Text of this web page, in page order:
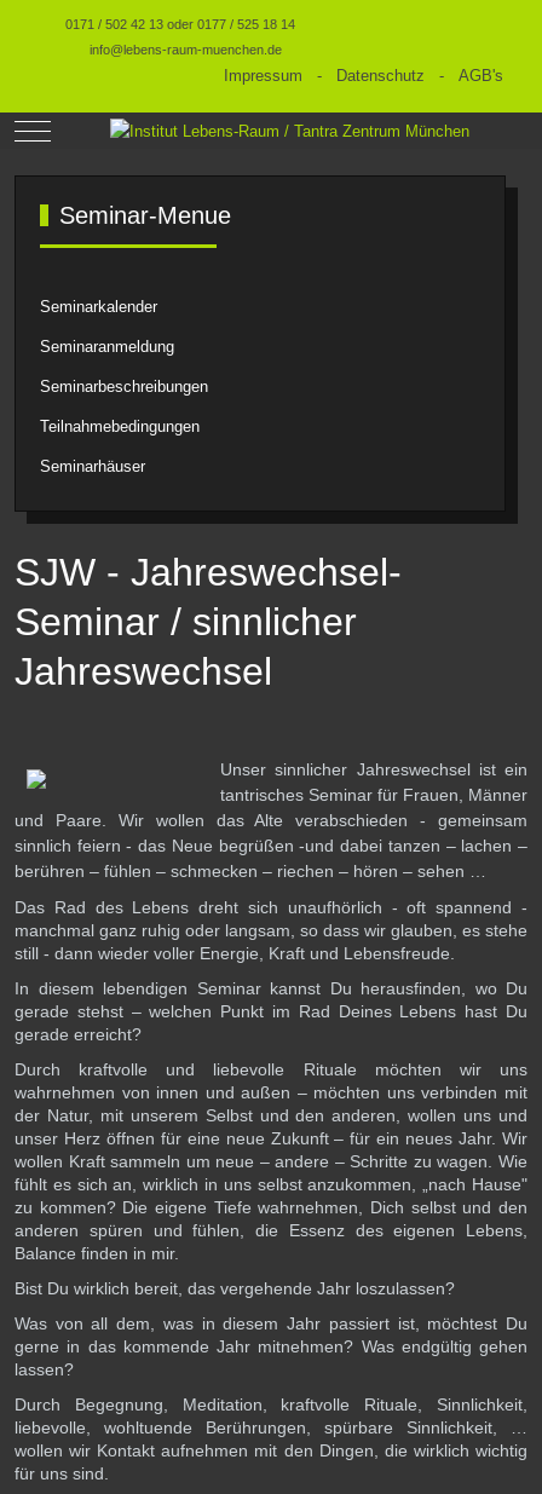
0171 / 502 42 13 oder 0177 / 525 18 14
info@lebens-raum-muenchen.de
Impressum - Datenschutz - AGB's
Mobile Menu Toggle
Seminar-Menue
Seminarkalender
Seminaranmeldung
Seminarbeschreibungen
Teilnahmebedingungen
Seminarhäuser
SJW - Jahreswechsel-
Seminar / sinnlicher
Jahreswechsel
Unser sinnlicher Jahreswechsel ist ein
tantrisches Seminar für Frauen, Männer
und Paare. Wir wollen das Alte verabschieden - gemeinsam
sinnlich feiern - das Neue begrüßen -und dabei tanzen – lachen –
berühren – fühlen – schmecken – riechen – hören – sehen …
Das Rad des Lebens dreht sich unaufhörlich - oft spannend -
manchmal ganz ruhig oder langsam, so dass wir glauben, es stehe
still - dann wieder voller Energie, Kraft und Lebensfreude.
In diesem lebendigen Seminar kannst Du herausfinden, wo Du
gerade stehst – welchen Punkt im Rad Deines Lebens hast Du
gerade erreicht?
Durch kraftvolle und liebevolle Rituale möchten wir uns
wahrnehmen von innen und außen – möchten uns verbinden mit
der Natur, mit unserem Selbst und den anderen, wollen uns und
unser Herz öffnen für eine neue Zukunft – für ein neues Jahr. Wir
wollen Kraft sammeln um neue – andere – Schritte zu wagen. Wie
fühlt es sich an, wirklich in uns selbst anzukommen, „nach Hause"
zu kommen? Die eigene Tiefe wahrnehmen, Dich selbst und den
anderen spüren und fühlen, die Essenz des eigenen Lebens,
Balance finden in mir.
Bist Du wirklich bereit, das vergehende Jahr loszulassen?
Was von all dem, was in diesem Jahr passiert ist, möchtest Du
gerne in das kommende Jahr mitnehmen? Was endgültig gehen
lassen?
Durch Begegnung, Meditation, kraftvolle Rituale, Sinnlichkeit,
liebevolle, wohltuende Berührungen, spürbare Sinnlichkeit, …
wollen wir Kontakt aufnehmen mit den Dingen, die wirklich wichtig
für uns sind.